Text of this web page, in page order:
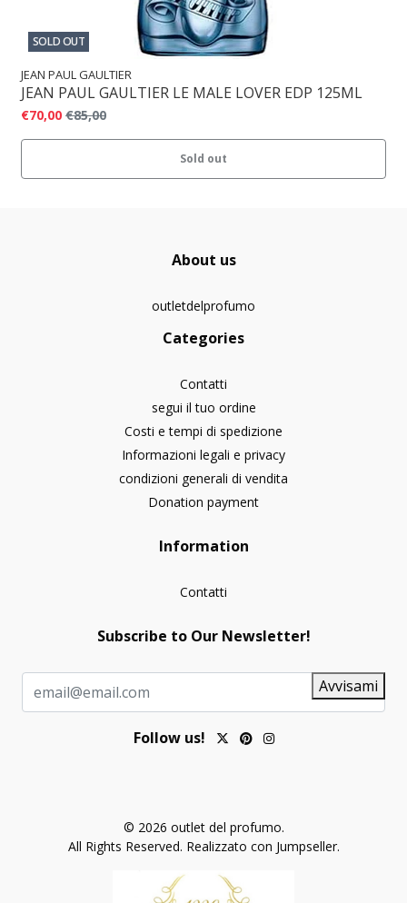
SOLD OUT
JEAN PAUL GAULTIER
JEAN PAUL GAULTIER LE MALE LOVER EDP 125ML
€70,00 €85,00
Sold out
About us
outletdelprofumo
Categories
Contatti
segui il tuo ordine
Costi e tempi di spedizione
Informazioni legali e privacy
condizioni generali di vendita
Donation payment
Information
Contatti
Subscribe to Our Newsletter!
Avvisami
Follow us!
© 2026 outlet del profumo.
All Rights Reserved. Realizzato con Jumpseller.